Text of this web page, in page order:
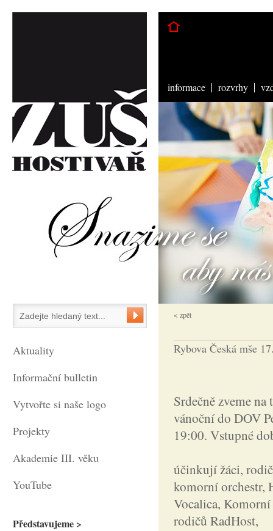
< zpět
Rybova Česká mše
Srdečně zveme
vánoční do DOV
19:00. Vstupné
účinkují žáci,
komorní orchestr,
Vocalica, Komorní
rodičů RadHost,
Aktuality
Informační bulletin
Vytvořte si naše logo
Projekty
Akademie III. věku
YouTube
Představujeme >
informace rozvrhy